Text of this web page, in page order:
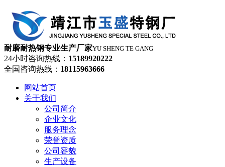
耐磨耐热钢专业生产厂家YU SHENG TE GANG
24小时咨询热线： 15189920222
全国咨询热线： 18115963666
网站首页
关于我们
公司简介
企业文化
服务理念
荣誉资质
公司容貌
生产设备